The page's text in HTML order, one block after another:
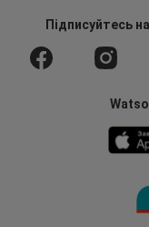
Підписуйтесь